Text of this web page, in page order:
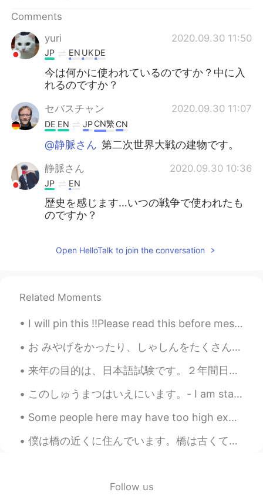
Indonesia
Türkçe
Comments
yuri
2020.09.30 11:50
JP EN UKDE
今は何かに使われているのですか？中に入
れるのですか？
セバスチャン 2020.09.30 11:07
DE EN JPCN繁 CN
@静脈さん 第二次世界大戦の建物です。
静脈さん 2020.09.30 10:36
JP EN
歴史を感じます…いつの戦争で使われたも
のですか？
Open HelloTalk to join the conversation
Related Moments
I will pin this ‼️Please read this before messaging me‼️ - I‘m actually 21, not 26 - I‘m here...
お みやげをかったり、しゃしんをたくさんとったりしました。- We bought some souvenirs and took lots of photos. 📷 This is one m...
来年の目的は、日本語試験です。２年間日本語を勉強し、６年間中国語を勉強しました。今、一年間日本に住んでいます。中国語を知ることは、日本語を読むのに役立ちます。僕の会話能力はまだ低いですが、JLP...
このしゅうまつはいえにいます。- I am staying home this weekend. These are the last images from the Parade. Well...
Some people here may have too high expectations of me 🙉 I may be able to speak several language...
僕は橋の近くに住んでいます。橋は古くて小さいので、鉄道会社はそれをより大きな橋に交換したいです。橋の周りで住んでいる人々は、大きな橋を恐れて抗議しています。抗議の面白い方法の一つは、将来の大きな...
Follow us